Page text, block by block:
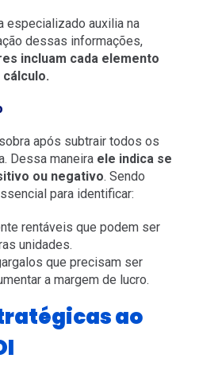
especializado auxilia na
dessas informações,
incluam cada elemento
após subtrair todos os
Dessa maneiraele indica se
ou negativo. Sendo
para identificar:
rentáveis que podem ser
unidades.
que precisam ser
a margem de lucro.
ao